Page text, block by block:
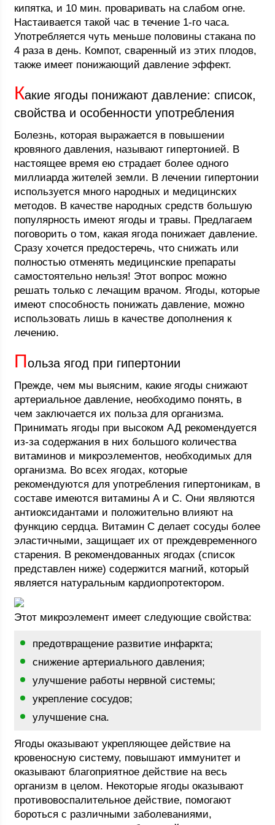
кипятка, и 10 мин. проваривать на слабом огне.
Настаивается такой час в течение 1-го часа.
Употребляется чуть меньше половины стакана по
4 раза в день. Компот, сваренный из этих плодов,
также имеет понижающий давление эффект.
Какие ягоды понижают давление: список,
свойства и особенности употребления
Болезнь, которая выражается в повышении
кровяного давления, называют гипертонией. В
настоящее время ею страдает более одного
миллиарда жителей земли. В лечении гипертонии
используется много народных и медицинских
методов. В качестве народных средств большую
популярность имеют ягоды и травы. Предлагаем
поговорить о том, какая ягода понижает давление.
Сразу хочется предостеречь, что снижать или
полностью отменять медицинские препараты
самостоятельно нельзя! Этот вопрос можно
решать только с лечащим врачом. Ягоды, которые
имеют способность понижать давление, можно
использовать лишь в качестве дополнения к
лечению.
Польза ягод при гипертонии
Прежде, чем мы выясним, какие ягоды снижают
артериальное давление, необходимо понять, в
чем заключается их польза для организма.
Принимать ягоды при высоком АД рекомендуется
из-за содержания в них большого количества
витаминов и микроэлементов, необходимых для
организма. Во всех ягодах, которые
рекомендуются для употребления гипертоникам, в
составе имеются витамины А и С. Они являются
антиоксидантами и положительно влияют на
функцию сердца. Витамин C делает сосуды более
эластичными, защищает их от преждевременного
старения. В рекомендованных ягодах (список
представлен ниже) содержится магний, который
является натуральным кардиопротектором.
Этот микроэлемент имеет следующие свойства:
предотвращение развитие инфаркта;
снижение артериального давления;
улучшение работы нервной системы;
укрепление сосудов;
улучшение сна.
Ягоды оказывают укрепляющее действие на
кровеносную систему, повышают иммунитет и
оказывают благоприятное действие на весь
организм в целом. Некоторые ягоды оказывают
противовоспалительное действие, помогают
бороться с различными заболеваниями,